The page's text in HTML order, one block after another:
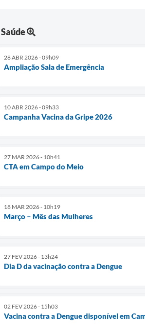
Saúde
28 ABR 2026 - 09h09
Ampliação Sala de Emergência
10 ABR 2026 - 09h33
Campanha Vacina da Gripe 2026
27 MAR 2026 - 10h41
CTA em Campo do Meio
18 MAR 2026 - 10h19
Março – Mês das Mulheres
27 FEV 2026 - 13h24
Dia D da vacinação contra a Dengue
02 FEV 2026 - 15h03
Vacina contra a Dengue disponível em